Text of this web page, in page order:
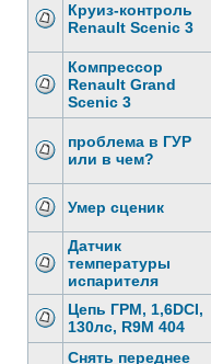
Круиз-контроль
Renault Scenic 3
Компрессор
Renault Grand
Scenic 3
проблема в ГУР
или в чем?
Умер сценик
Датчик
температуры
испарителя
Цепь ГРМ, 1,6DCI,
130лс, R9M 404
Снять переднее